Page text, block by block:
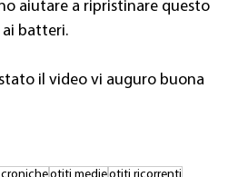
aiutare a ripristinare questo
batteri.
il video vi auguro buona